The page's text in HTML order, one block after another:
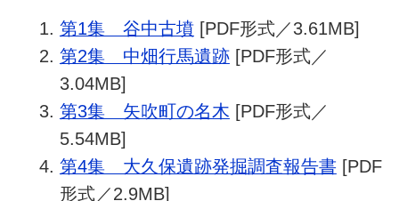
第1集 谷中古墳[PDF形式／3.61MB]
第2集 中畑行馬遺跡[PDF形式／
3.04MB]
第3集 矢吹町の名木 [PDF形式／
5.54MB]
第4集 大久保遺跡発掘調査報告書[PDF
形式／2.9MB]